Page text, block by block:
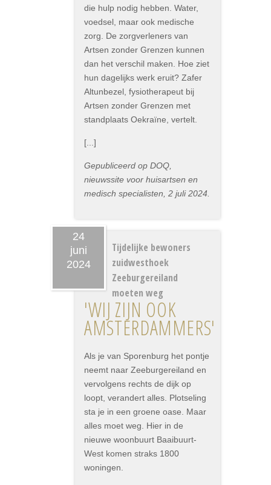
die hulp nodig hebben. Water,
voedsel, maar ook medische
zorg. De zorgverleners van
Artsen zonder Grenzen kunnen
dan het verschil maken. Hoe ziet
hun dagelijks werk eruit? Zafer
Altunbezel, fysiotherapeut bij
Artsen zonder Grenzen met
standplaats Oekraïne, vertelt.
[...]
Gepubliceerd op DOQ,
nieuwssite voor huisartsen en
medisch specialisten, 2 juli 2024.
24
juni
2024
Tijdelijke bewoners
zuidwesthoek
Zeeburgereiland
moeten weg
'WIJ ZIJN OOK
AMSTERDAMMERS'
Als je van Sporenburg het pontje
neemt naar Zeeburgereiland en
vervolgens rechts de dijk op
loopt, verandert alles. Plotseling
sta je in een groene oase. Maar
alles moet weg. Hier in de
nieuwe woonbuurt Baaibuurt-
West komen straks 1800
woningen.